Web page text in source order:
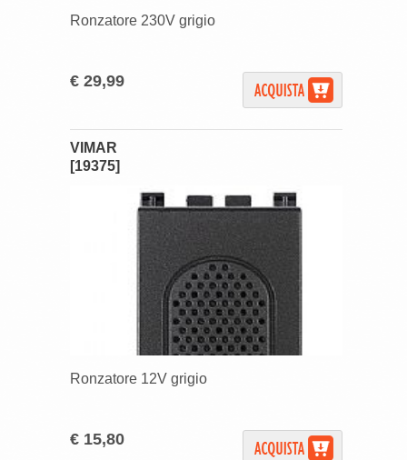
Ronzatore 230V grigio
€ 29,99
VIMAR
[19375]
Ronzatore 12V grigio
€ 15,80